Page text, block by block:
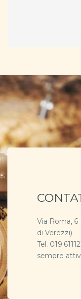
Via Roma,
di Verezzi)
Tel.
sempre